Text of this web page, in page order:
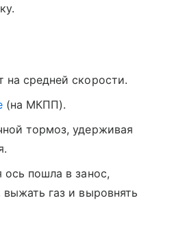
на средней скорости.
(на МКПП).
тормоз, удерживая
ось пошла в занос,
выжать газ и выровнять